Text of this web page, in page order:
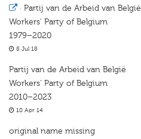
· Partij van de Arbeid van België
Workers' Party of Belgium
1979–2020
8 Jul 18
Partij van de Arbeid van België
Workers’ Party of Belgium
2010–2023
10 Apr 14
original name missing